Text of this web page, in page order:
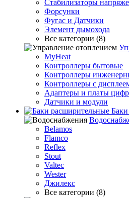
Стабилизаторы
Форсунки
Фугас и Датчики
Элемент дымохода
Все категории (8)
MyHeat
Контроллеры бытовые
Контроллеры
Контроллеры с
Адаптеры и платы
Датчики и модули
Belamos
Flamco
Reflex
Stout
Valtec
Wester
Джилекс
Все категории (8)